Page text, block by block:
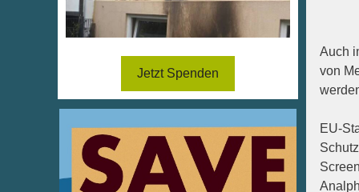
Auch
von
EU-
Jetzt Spenden